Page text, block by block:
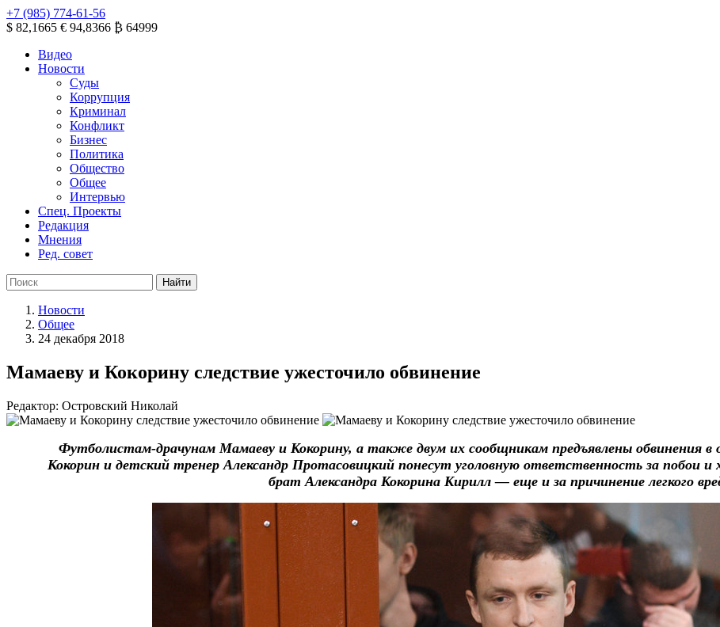
+7 (985) 774-61-56
$ 82,1665 € 94,8366 ₿ 64999
Видео
Новости
Суды
Коррупция
Криминал
Конфликт
Бизнес
Политика
Общество
Общее
Интервью
Спец. Проекты
Редакция
Мнения
Ред. совет
Новости
Общее
24 декабря 2018
Мамаеву и Кокорину следствие ужесточило обвинение
Редактор: Островский Николай
Футболистам-драчунам Мамаеву и Кокорину, а также двум их сообщникам предъявлены обвинения в
Кокорин и детский тренер Александр Протасовицкий понесут уголовную ответственность за побои
брат Александра Кокорина Кирилл — еще и за причинение легкого